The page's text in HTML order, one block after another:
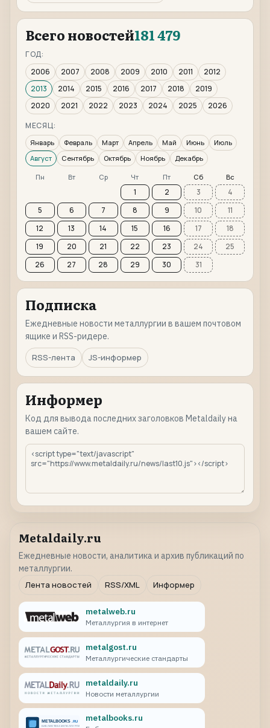
Всего новостей181 479
ГОД:
2006
2007 2008 2009 2010 2011
2012
2013
2014 2015 2016 2017 2018
2019
2020
2021 2022 2023 2024 2025
2026
МЕСЯЦ:
Январь Февраль Март Апрель Май Июнь
Июль
Август
Сентябрь Октябрь Ноябрь Декабрь
Пн Вт Ср Чт Пт Сб Вс
1 2 3
4
5
6 7 8 9 10
11
12
13 14 15 16 17
18
19
20 21 22 23 24
25
26
27 28 29 30 31
Подписка
Ежедневные новости металлургии в вашем почтовом
ящике и RSS-ридере.
RSS-лента
JS-информер
Информер
Код для вывода последних заголовков Metaldaily на
вашем сайте.
Metaldaily.ru
Ежедневные новости, аналитика и архив публикаций по
металлургии.
Лента новостей
RSS/XML Информер
metalweb.ru
Металлургия в интернет
metalgost.ru
Металлургические стандарты
metaldaily.ru
Новости металлургии
metalbooks.ru